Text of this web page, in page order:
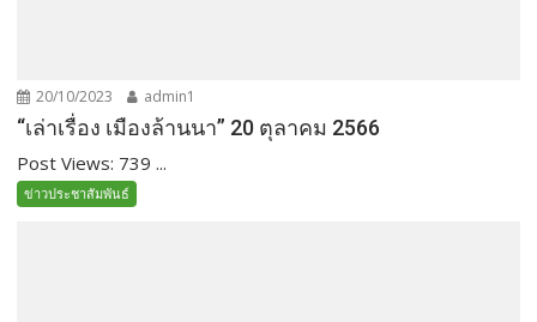
20/10/2023 admin1
“เล่าเรื่อง เมืองล้านนา” 20 ตุลาคม 2566
Post Views: 739 ...
ข่าวประชาสัมพันธ์